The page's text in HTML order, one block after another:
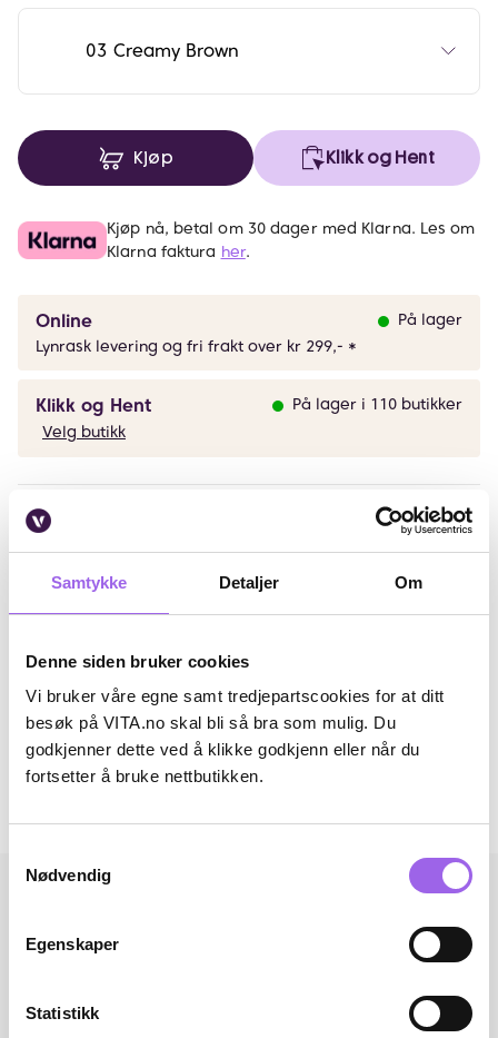
Samtykke Detaljer Om
Denne siden bruker cookies
Vi bruker våre egne samt tredjepartscookies for at ditt
besøk på VITA.no skal bli så bra som mulig. Du
godkjenner dette ved å klikke godkjenn eller når du
fortsetter å bruke nettbutikken.
Nødvendig
Egenskaper
Statistikk
03 Creamy Brown
Kjøp Klikk og Hent
Kjøp nå, betal om 30 dager med Klarna. Les om
Klarna faktura her.
Online
På lager
Lynrask levering og fri frakt over kr 299,- *
Klikk og Hent
På lager i 110 butikker
Velg butikk
Beskrivelse
Fordeler
Ingredienser
Artikkelnummer: 230911038
Omtaler
Andre har også kjøpt..